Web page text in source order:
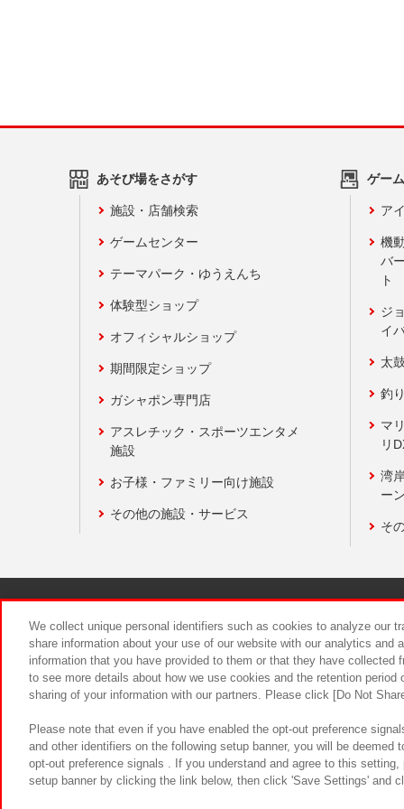
あそび場をさがす
施設・店舗検索
ゲームセンター
テーマパーク・ゆうえんち
体験型ショップ
オフィシャルショップ
期間限定ショップ
ガシャポン専門店
アスレチック・スポーツエンタメ
施設
お子様・ファミリー向け施設
その他の施設・サービス
ゲー
ア
機
バ
ト
ジ
イ
太
釣
マ
リ
湾
ー
そ
食品のご
We collect unique personal identifiers such as cookies to analyze our
share information about your use of our website with our analytics and
information that you have provided to them or that they have
to see more details about how we use cookies and the retention
sharing of your information with our partners. Please click [Do Not
Please note that even if you have enabled the opt-out preference
and other identifiers on the following setup banner, you will be
opt-out preference signals . If you understand and agree to this
setup banner by clicking the link below, then click 'Save Settings' and